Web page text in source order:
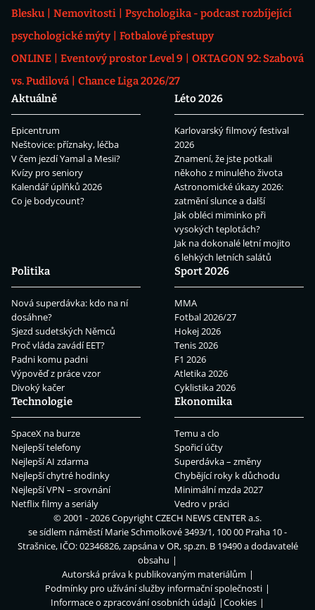
Blesku
Nemovitosti
Psychologika - podcast rozbíjející
psychologické mýty
Fotbalové přestupy
ONLINE
Eventový prostor Level 9
OKTAGON 92: Szabová
vs. Pudilová
Chance Liga 2026/27
Aktuálně
Epicentrum
Neštovice: příznaky, léčba
V čem jezdí Yamal a Mesii?
Kvízy pro seniory
Kalendář úplňků 2026
Co je bodycount?
Léto 2026
Karlovarský filmový festival
2026
Znamení, že jste potkali
někoho z minulého života
Astronomické úkazy 2026:
zatmění slunce a další
Jak obléci miminko při
vysokých teplotách?
Jak na dokonalé letní mojito
6 lehkých letních salátů
Politika
Nová superdávka: kdo na ní
dosáhne?
Sjezd sudetských Němců
Proč vláda zavádí EET?
Padni komu padni
Výpověď z práce vzor
Divoký kačer
Sport 2026
MMA
Fotbal 2026/27
Hokej 2026
Tenis 2026
F1 2026
Atletika 2026
Cyklistika 2026
Technologie
SpaceX na burze
Nejlepší telefony
Nejlepší AI zdarma
Nejlepší chytré hodinky
Nejlepší VPN – srovnání
Netflix filmy a seriály
Ekonomika
Temu a clo
Spořicí účty
Superdávka – změny
Chybějící roky k důchodu
Minimální mzda 2027
Vedro v práci
© 2001 - 2026 CopyrightCZECH NEWS CENTER a.s.
se sídlem náměstí Marie Schmolkové 3493/1, 100 00 Praha 10 -
Strašnice, IČO: 02346826, zapsána v OR, sp.zn. B 19490 a dodavatelé
obsahu
Autorská práva k publikovaným materiálům
Podmínky pro užívání služby informační společnosti
Informace o zpracování osobních údajů
Cookies